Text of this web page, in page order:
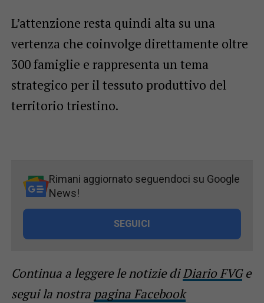
L’attenzione resta quindi alta su una
vertenza che coinvolge direttamente oltre
300 famiglie e rappresenta un tema
strategico per il tessuto produttivo del
territorio triestino.
Rimani aggiornato seguendoci su Google
News!
SEGUICI
Continua a leggere le notizie diDiario FVGe
segui la nostra pagina Facebook